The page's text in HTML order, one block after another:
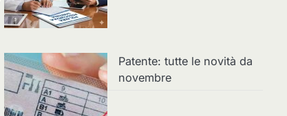
Patente: tutte le novità da
novembre